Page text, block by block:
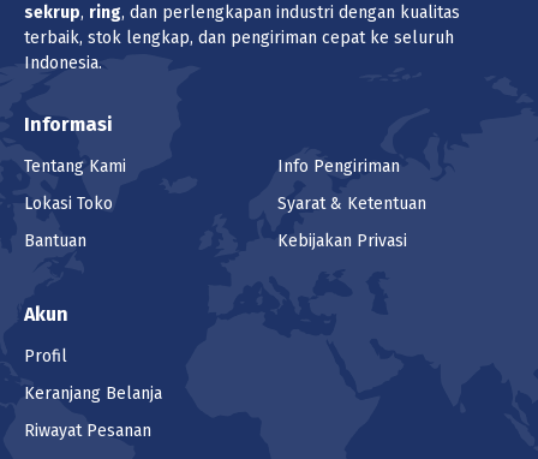
sekrup, ring, dan perlengkapan industri dengan kualitas
terbaik, stok lengkap, dan pengiriman cepat ke seluruh
Indonesia.
Informasi
Tentang Kami
Lokasi Toko
Bantuan
Info Pengiriman
Syarat & Ketentuan
Kebijakan Privasi
Akun
Profil
Keranjang Belanja
Riwayat Pesanan